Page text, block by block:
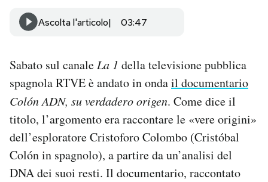
AREA PERSONALE
Area Personale
Newsletter
Notifiche mobile
Regala il Post
Hai bisogno di aiuto?
Ascolta l'articolo 03:47
Sabato sul canale La 1 della televisione pubblica
spagnola RTVE è andato in ondail documentario
Colón ADN, su verdadero origen. Come dice il
titolo, l’argomento era raccontare le «vere origini»
dell’esploratore Cristoforo Colombo (Cristóbal
Colón in spagnolo), a partire da un’analisi del
DNA dei suoi resti. Il documentario, raccontato